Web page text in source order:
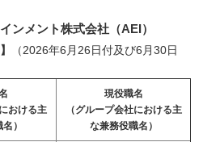
ンメント株式会社（AEI）
（2026年6月26日付及び6月30日
おける主
）
現役職名
（グループ会社における主
な兼務役職名）